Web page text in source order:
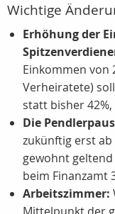
Wichtige
Erhöhung der
Einkommen von
Verheiratete)
statt bisher
Die
zukünftig erst
gewohnt
beim Finanzamt
Arbeitszimmer: